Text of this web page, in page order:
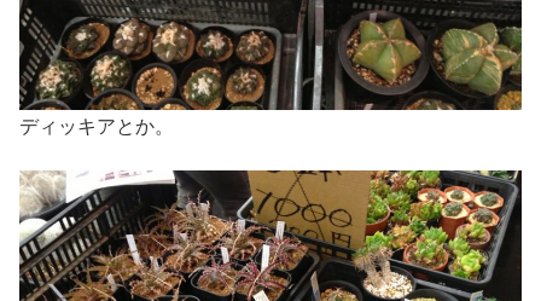
ディッキアとか。